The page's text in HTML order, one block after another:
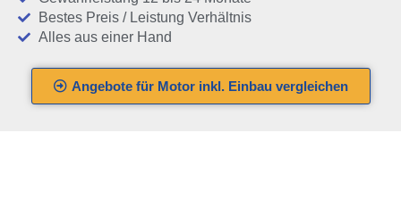
Bestes Preis / Leistung Verhältnis
Alles aus einer Hand
Angebote für Motor inkl. Einbau vergleichen